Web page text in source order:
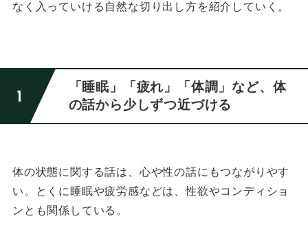
なく入っていける自然な切り出し方を紹介していく。
「睡眠」「疲れ」「体調」など、体
の話から少しずつ近づける
体の状態に関する話は、心や性の話にもつながりやす
い。
とくに睡眠や疲労感などは、性欲やコンディショ
ンとも関係している。